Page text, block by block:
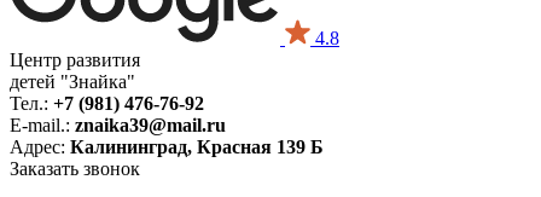
4.8
Центр развития
детей "Знайка"
Тел.: +7 (981) 476-76-92
E-mail.: znaika39@mail.ru
Адрес: Калининград, Красная 139 Б
Заказать звонок